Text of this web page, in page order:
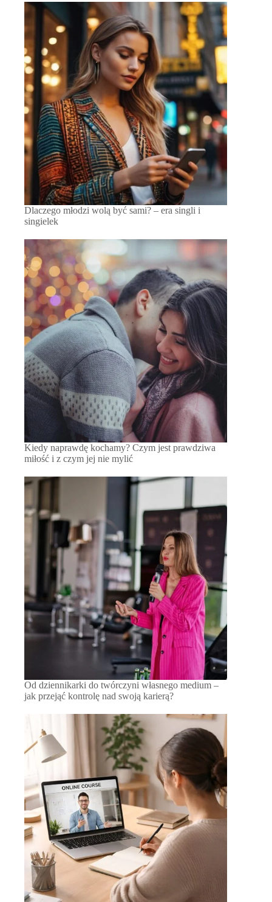
Dlaczego młodzi wolą być sami? – era singli i
singielek
Kiedy naprawdę kochamy? Czym jest prawdziwa
miłość i z czym jej nie mylić
Od dziennikarki do twórczyni własnego medium –
jak przejąć kontrolę nad swoją karierą?